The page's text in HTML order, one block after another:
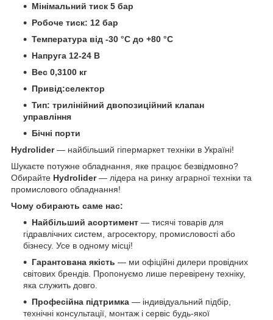
Мінімальний тиск 5 бар
Робоче тиск: 12 бар
Температура від -30 °C до +80 °C
Напруга 12-24 В
Вес 0,3100 кг
Привід:селектор
Тип: трилінійний двопозиційний клапан
управління
Бічні порти
Hydrolider— найбільший гіпермаркет техніки в Україні!
Шукаєте потужне обладнання, яке працює безвідмовно?
Обирайте Hydrolider— лідера на ринку аграрної техніки та
промислового обладнання!
Чому обирають саме нас:
Найбільший асортимент — тисячі товарів для
гідравлічних систем, агросектору, промисловості або
бізнесу. Усе в одному місці!
Гарантована якість — ми офіційні дилери провідних
світових брендів. Пропонуємо лише перевірену техніку,
яка служить довго.
Професійна підтримка — індивідуальний підбір,
технічні консультації, монтаж і сервіс будь-якої